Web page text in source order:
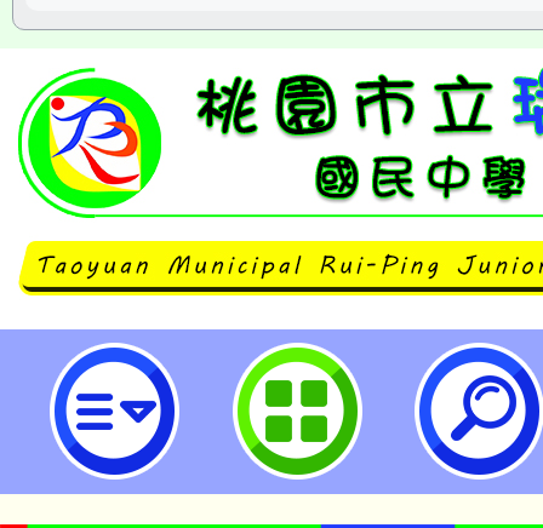
有關本市「113年度教師諮商輔導
工作坊及10-11月教師線上研習課
說明，請查照。-桃園市立瑞坪國民